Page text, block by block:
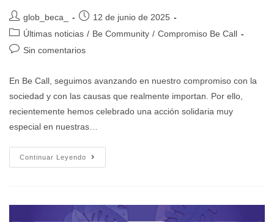
glob_beca_
12 de junio de 2025
Últimas noticias / Be Community / Compromiso Be Call
Sin comentarios
En Be Call, seguimos avanzando en nuestro compromiso con la
sociedad y con las causas que realmente importan. Por ello,
recientemente hemos celebrado una acción solidaria muy
especial en nuestras…
Continuar Leyendo